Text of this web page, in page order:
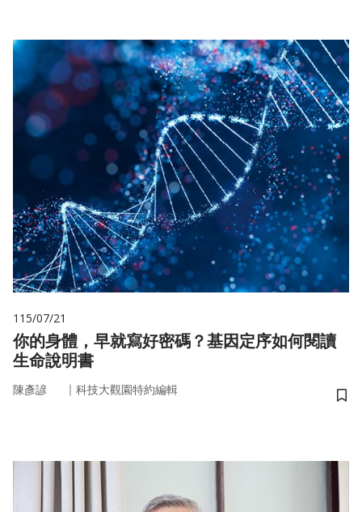
115/07/21
你的身體，早就寫好密碼？基因定序如何閱讀
生命說明書
陳彥諺 ｜ 科技大觀園特約編輯
儲